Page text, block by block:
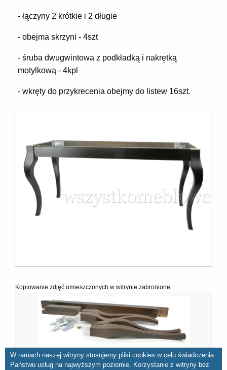
- łączyny 2 krótkie i 2 długie
- obejma skrzyni - 4szt
- śruba dwugwintowa z podkładką i nakrętką
motylkową - 4kpl
- wkręty do przykrecenia obejmy do listew 16szt.
Kopiowanie zdjęć umieszczonych w witrynie zabronione
W ramach naszej witryny stosujemy pliki cookies w celu świadczenia
Państwu usług na najwyższym poziomie. Korzystanie z witryny bez